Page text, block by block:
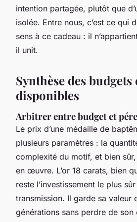
intention partagée, plutôt que
isolée. Entre nous, c’est ce qui
sens à ce cadeau : il
il unit.
Synthèse des
disponibles
Arbitrer entre budget et
Le prix d’une médaille de
plusieurs paramètres : la
complexité du motif, et bien
en œuvre. L’or 18 carats, bien
reste l’investissement le plus
transmission. Il garde sa valeur
générations sans perdre de